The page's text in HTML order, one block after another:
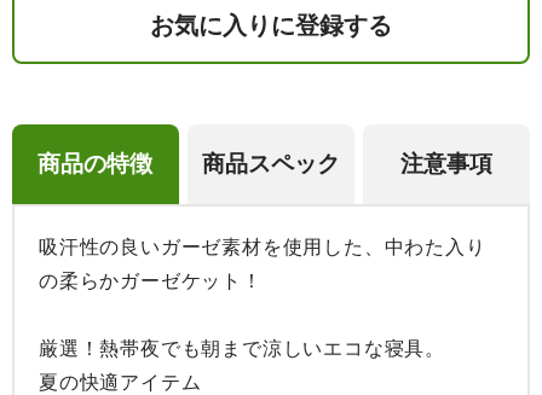
お気に入りに登録する
商品の特徴 商品スペック 注意事項
吸汗性の良いガーゼ素材を使用した、中わた入り
の柔らかガーゼケット！
厳選！熱帯夜でも朝まで涼しいエコな寝具。
夏の快適アイテム